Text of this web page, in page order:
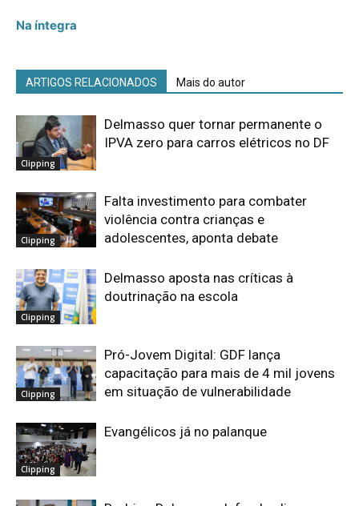
Na íntegra
ARTIGOS RELACIONADOS Mais do autor
Clipping
Delmasso quer tornar permanente o
IPVA zero para carros elétricos no DF
Clipping
Falta investimento para combater
violência contra crianças e
adolescentes, aponta debate
Clipping
Delmasso aposta nas críticas à
doutrinação na escola
Clipping
Pró-Jovem Digital: GDF lança
capacitação para mais de 4 mil jovens
em situação de vulnerabilidade
Clipping
Evangélicos já no palanque